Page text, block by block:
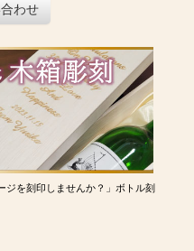
わせ
ジを刻印しませんか？」ボトル刻